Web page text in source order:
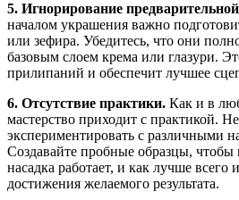
5. Игнорирование
началом украшения важно
или зефира. Убедитесь, что они
базовым слоем крема или глазури.
прилипаний и обеспечит лучшее
6. Отсутствие практики. Как и в
мастерство приходит с практикой.
экспериментировать с различными
Создавайте пробные образцы, чтобы
насадка работает, и как лучше всего
достижения желаемого результата.